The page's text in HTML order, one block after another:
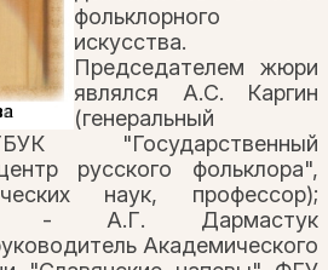
фольклорного
искусства.
Председателем жюри
являлся А.С. Каргин
(генеральный
"Государственный
русского фольклора",
наук, профессор);
- А.Г. Дармастук
Академического